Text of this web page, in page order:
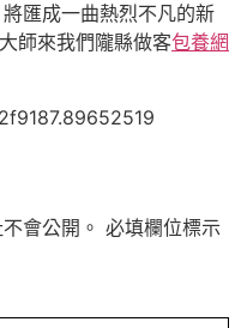
匯成一曲熱烈不凡的新
師來我們隴縣做客包養網
會公開。 必填欄位標示